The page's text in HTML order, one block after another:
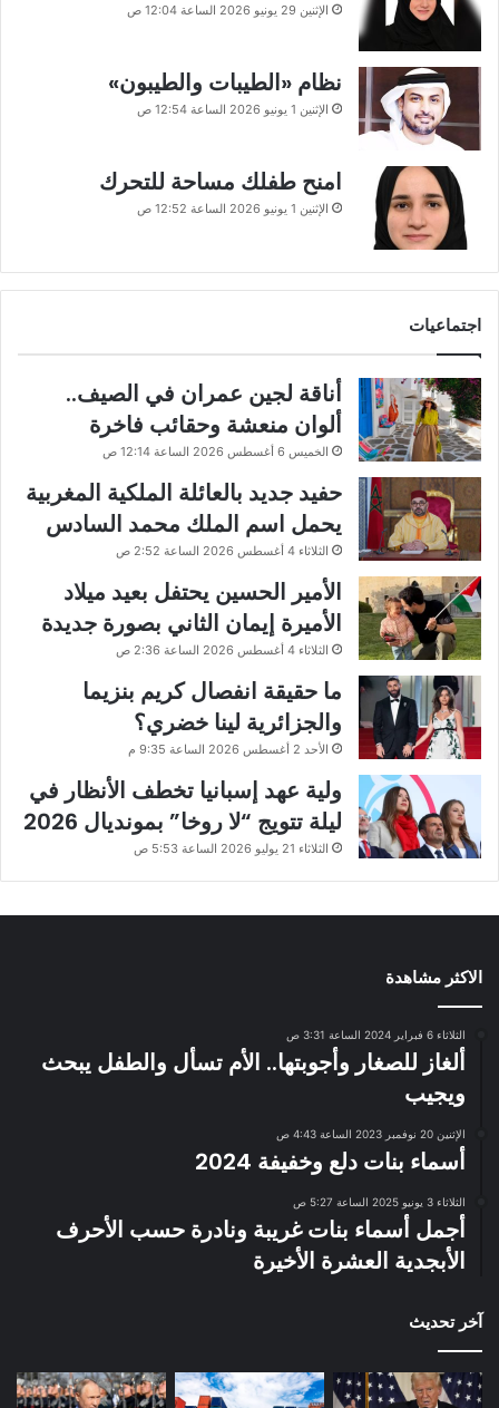
الإثنين 29 يونيو 2026 الساعة 12:04 ص
نظام «الطيبات والطيبون»
الإثنين 1 يونيو 2026 الساعة 12:54 ص
امنح طفلك مساحة للتحرك
الإثنين 1 يونيو 2026 الساعة 12:52 ص
اجتماعيات
أناقة لجين عمران في الصيف..
ألوان منعشة وحقائب فاخرة
الخميس 6 أغسطس 2026 الساعة 12:14 ص
حفيد جديد بالعائلة الملكية المغربية
يحمل اسم الملك محمد السادس
الثلاثاء 4 أغسطس 2026 الساعة 2:52 ص
الأمير الحسين يحتفل بعيد ميلاد
الأميرة إيمان الثاني بصورة جديدة
الثلاثاء 4 أغسطس 2026 الساعة 2:36 ص
ما حقيقة انفصال كريم بنزيما
والجزائرية لينا خضري؟
الأحد 2 أغسطس 2026 الساعة 9:35 م
ولية عهد إسبانيا تخطف الأنظار في
ليلة تتويج “لا روخا” بمونديال 2026
الثلاثاء 21 يوليو 2026 الساعة 5:53 ص
الاكثر مشاهدة
الثلاثاء 6 فبراير 2024 الساعة 3:31 ص
ألغاز للصغار وأجوبتها.. الأم تسأل والطفل يبحث
ويجيب
الإثنين 20 نوفمبر 2023 الساعة 4:43 ص
أسماء بنات دلع وخفيفة 2024
الثلاثاء 3 يونيو 2025 الساعة 5:27 ص
أجمل أسماء بنات غريبة ونادرة حسب الأحرف
الأبجدية العشرة الأخيرة
آخر تحديث